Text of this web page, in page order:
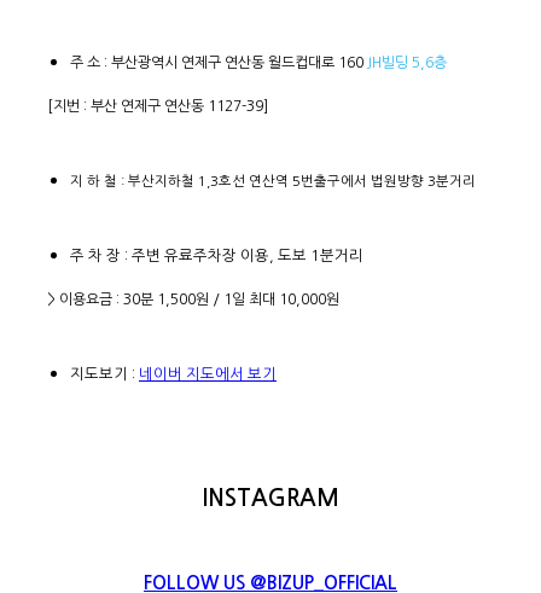
주 소 : 부산광역시 연제구 연산동 월드컵대로 160 JH빌딩 5,6층
[지번 : 부산 연제구 연산동 1127-39]
지 하 철 : 부산지하철 1,3호선 연산역 5번출구에서 법원방향 3분거리
주 차 장 : 주변 유료주차장 이용, 도보 1분거리
> 이용요금 : 30분 1,500원 / 1일 최대 10,000원
지도보기 : 네이버 지도에서 보기
INSTAGRAM
FOLLOW US @BIZUP_OFFICIAL